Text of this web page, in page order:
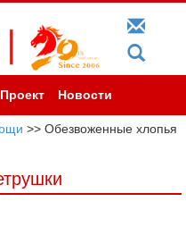
Проект Новости
>> Обезвоженные хлопья